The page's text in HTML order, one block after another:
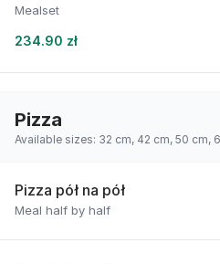
Mealset
234.90 zł
Pizza
Available sizes: 32 cm, 42 cm, 50 cm,
Pizza pół na pół
Meal half by half